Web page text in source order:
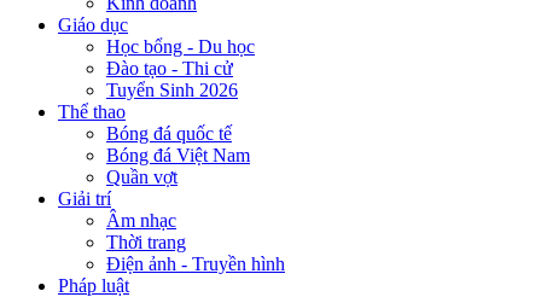
Giáo dục
Học bổng - Du học
Đào tạo - Thi cử
Tuyển Sinh 2026
Thể thao
Bóng đá quốc tế
Bóng đá Việt Nam
Quần vợt
Giải trí
Âm nhạc
Thời trang
Điện ảnh - Truyền hình
Pháp luật